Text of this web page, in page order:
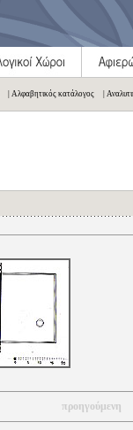
| Αλφαβητικός κατάλογος |
προηγούμενη